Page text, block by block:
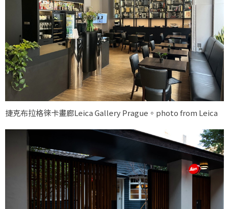
捷克布拉格徠卡畫廊Leica Gallery Prague。photo from Leica